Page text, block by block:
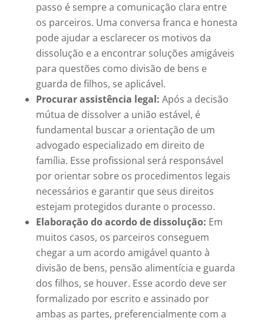
passo é sempre a comunicação clara entre
os parceiros. Uma conversa franca e honesta
pode ajudar a esclarecer os motivos da
dissolução e a encontrar soluções amigáveis
para questões como divisão de bens e
guarda de filhos, se aplicável.
Procurar assistência legal: Após a decisão
mútua de dissolver a união estável, é
fundamental buscar a orientação de um
advogado especializado em direito de
família. Esse profissional será responsável
por orientar sobre os procedimentos legais
necessários e garantir que seus direitos
estejam protegidos durante o processo.
Elaboração do acordo de dissolução: Em
muitos casos, os parceiros conseguem
chegar a um acordo amigável quanto à
divisão de bens, pensão alimentícia e guarda
dos filhos, se houver. Esse acordo deve ser
formalizado por escrito e assinado por
ambas as partes, preferencialmente com a